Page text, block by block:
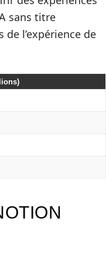
sans titre
l’expérience de